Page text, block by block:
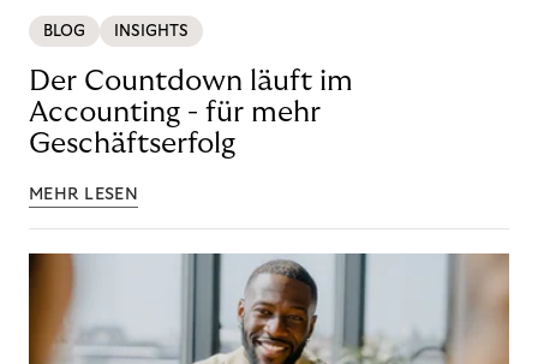
BLOG INSIGHTS
Der Countdown läuft im
Accounting - für mehr
Geschäftserfolg
MEHR LESEN